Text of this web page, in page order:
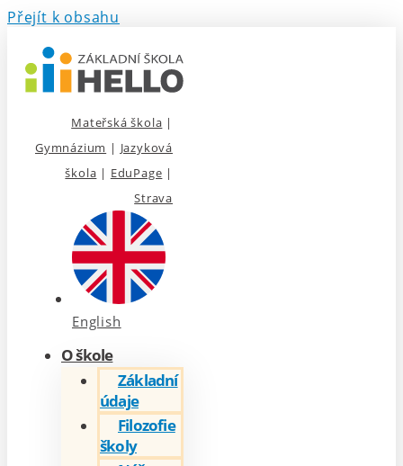
Přejít k obsahu
Mateřská škola |
Gymnázium | Jazyková
škola | EduPage |
Strava
English
O škole
Základní
údaje
Filozofie
školy